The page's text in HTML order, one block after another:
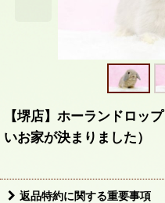
【堺店】ホーランドロ
いお家が決まりました）
返品特約に関する重要事項